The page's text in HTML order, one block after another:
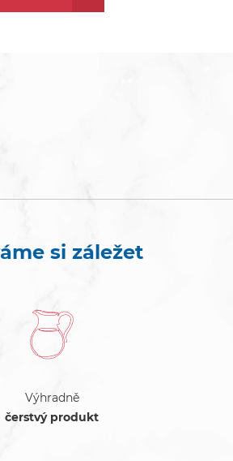
si záležet
Výhradně
čerstvý produkt